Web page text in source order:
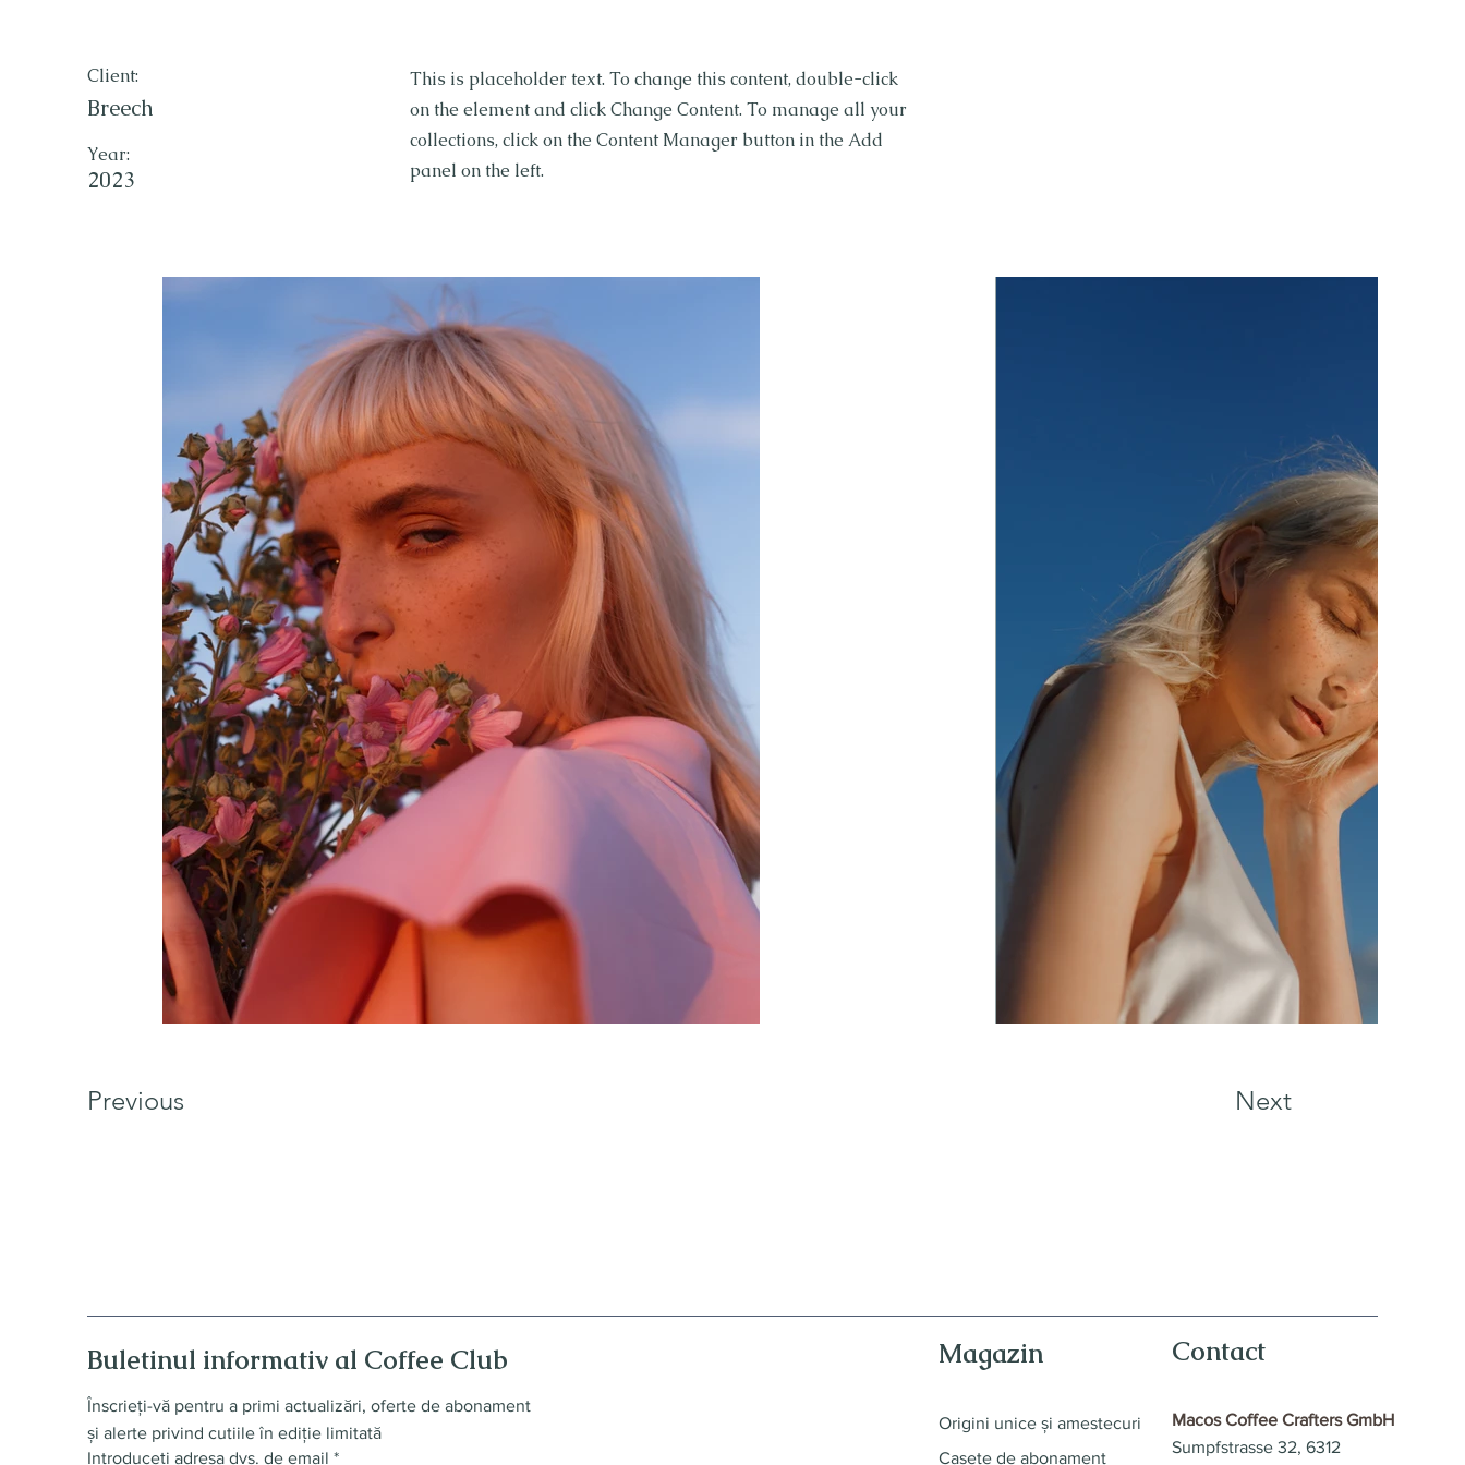
Client:
Breech
Year:
2023
This is placeholder text. To change this content, double-click
on the element and click Change Content. To manage all your
collections, click on the Content Manager button in the Add
panel on the left.
Previous Next
Buletinul informativ al Coffee Club
Înscrieți-vă pentru a primi actualizări, oferte de abonament
și alerte privind cutiile în ediție limitată
Introduceți adresa dvs. de email
Magazin
Origini unice și amestecuri
Casete de abonament
Contact
Macos Coffee Crafters GmbH
Sumpfstrasse 32, 6312